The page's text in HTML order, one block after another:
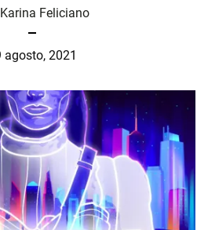
Karina Feliciano
agosto, 2021